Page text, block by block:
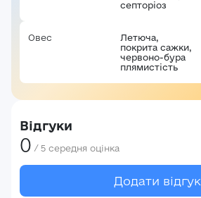
септоріоз
Овес
Летюча,
покрита сажки,
червоно-бура
плямистість
Відгуки
0 / 5 середня оцінка
Додати відгук